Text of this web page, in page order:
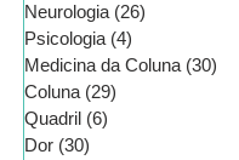
Neurologia (26)
Psicologia (4)
Medicina da Coluna (30)
Coluna (29)
Quadril (6)
Dor (30)